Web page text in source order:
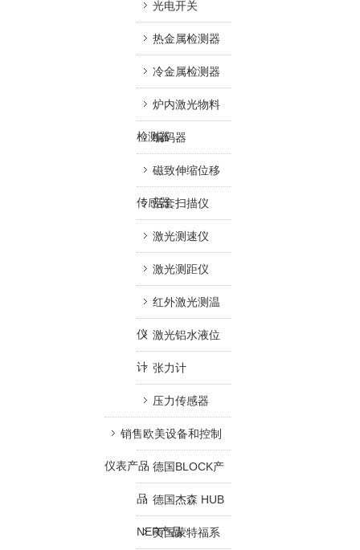
光电开关
热金属检测器
冷金属检测器
炉内激光物料
检测器编码器
磁致伸缩位移
传感器活套扫描仪
激光测速仪
激光测距仪
红外激光测温
仪 激光铝水液位
计 张力计
压力传感器
销售欧美设备和控制
仪表产品 德国BLOCK产
品 德国杰森 HUB
NER产品
美国蒙特福系